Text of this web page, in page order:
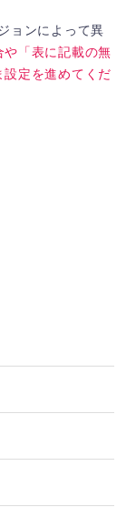
ョンによって異
や「表に記載の無
定を進めてくだ